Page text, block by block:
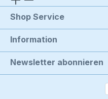
Shop Service
Information
Newsletter abonnieren